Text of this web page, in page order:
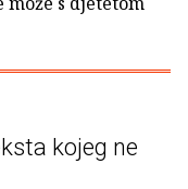
kojeg ne